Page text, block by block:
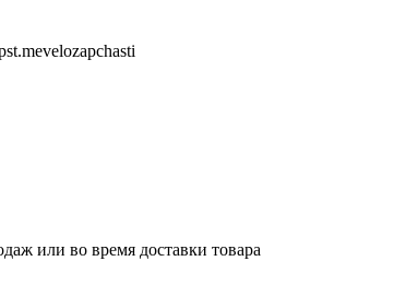
или во время доставки товара